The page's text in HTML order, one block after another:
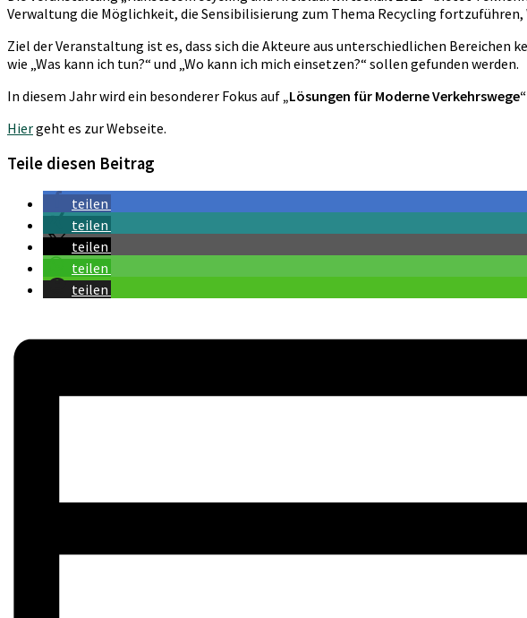
Verwaltung die Möglichkeit, die Sensibilisierung zum Thema Recycling
Ziel der Veranstaltung ist es, dass sich die Akteure aus unterschiedlichen
wie „Was kann ich tun?“ und „Wo kann ich mich einsetzen?“ sollen gefunden werden.
In diesem Jahr wird ein besonderer Fokus auf „Lösungen für Moderne Verkehrswege“
Hiergeht es zur Webseite.
Teile diesen Beitrag
teilen
teilen
teilen
teilen
teilen